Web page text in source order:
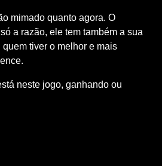
mimado quanto agora. O
a razão, ele tem também a sua
tiver o melhor e mais
neste jogo, ganhando ou